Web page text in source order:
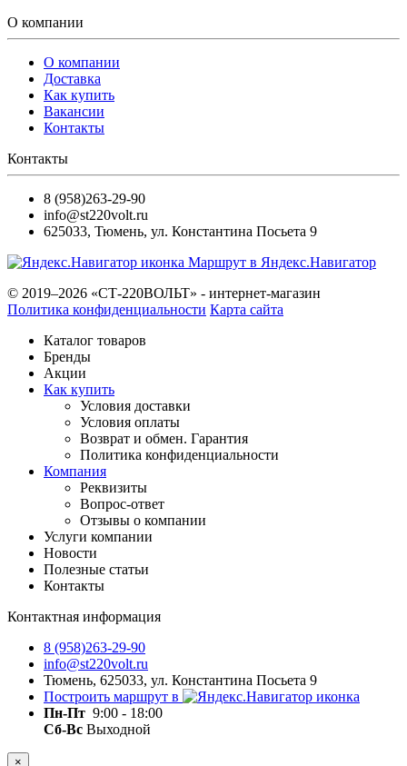
О компании
О компании
Доставка
Как купить
Вакансии
Контакты
Контакты
8 (958)263-29-90
info@st220volt.ru
625033, Тюмень, ул. Константина Посьета 9
Маршрут в Яндекс.Навигатор
© 2019–2026 «СТ-220ВОЛЬТ» - интернет-магазин
Политика конфиденциальности Карта сайта
Каталог товаров
Бренды
Акции
Как купить
Условия доставки
Условия оплаты
Возврат и обмен. Гарантия
Политика конфиденциальности
Компания
Реквизиты
Вопрос-ответ
Отзывы о компании
Услуги компании
Новости
Полезные статьи
Контакты
Контактная информация
8 (958)263-29-90
info@st220volt.ru
Тюмень, 625033, ул. Константина Посьета 9
Построить маршрут в
Пн-Пт 9:00 - 18:00
Сб-Вс Выходной
×